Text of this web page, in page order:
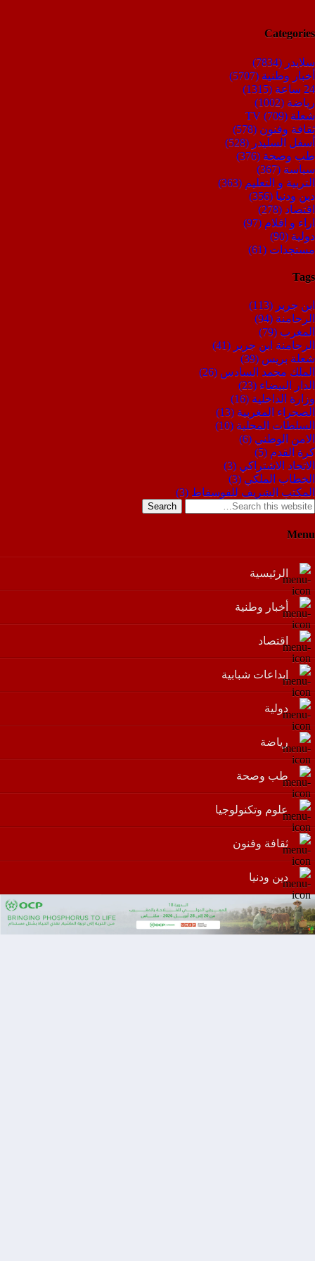
Categories
سلايدر (7834)
أخبار وطنية (5707)
24 ساعة
(1315)
رياضة (1002)
شعلة TV (709)
ثقافة وفنون (578)
أسفل السليدر (528)
طب وصحة (376)
سياسة (367)
التربية و التعليم (363)
دين ودنيا (356)
اقتصاد (278)
اراء و اقلام (97)
دولية (90)
مستجدات (61)
Tags
ابن جرير (113)
الرحامنة (94)
المغرب (79)
الرحامنة ابن جرير (41)
شعلة بريس (39)
الملك محمد السادس (26)
الدار البيضاء (23)
وزارة الداخلية (16)
الصحراء المغربية (13)
السلطات المحلية (10)
الامن الوطني (6)
كرة القدم (5)
الاتحاد الاشتراكي (3)
الخطاب الملكي (3)
المكتب الشريف للفوسفاط (3)
Search
Menu
الرئيسية
أخبار وطنية
اقتصاد
إبداعات شبابية
دولية
رياضة
طب وصحة
علوم وتكنولوجيا
ثقافة وفنون
دين ودنيا